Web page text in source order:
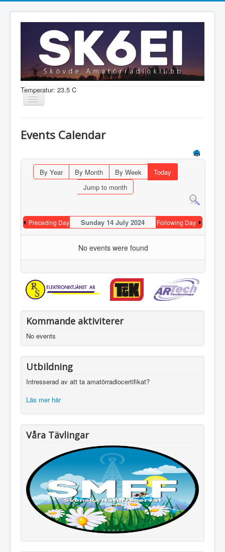
Temperatur: 23.5 C
Visa/dölj
Information
Aktiviteter
Medlem
Events Calendar
By Year By Month By Week
Today
Jump to month
Preceding Day Sunday 14 July 2024 Following Day
No events were found
Kommande aktiviterer
No events
Utbildning
Intresserad av att ta amatörradiocertifikat?
Läs mer här
Våra Tävlingar